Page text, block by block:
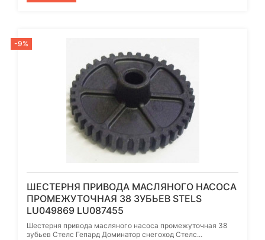
-9%
ШЕСТЕРНЯ ПРИВОДА МАСЛЯНОГО НАСОСА
ПРОМЕЖУТОЧНАЯ 38 ЗУБЬЕВ STELS
LU049869 LU087455
Шестерня привода масляного насоса промежуточная 38
зубьев Стелс Гепард Доминатор снегоход Стелс...